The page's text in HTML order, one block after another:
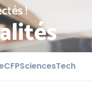
!
CFPSciencesTech